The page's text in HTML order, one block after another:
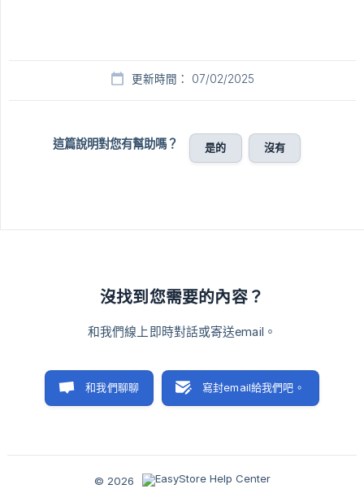
更新時間： 07/02/2025
這篇說明對您有幫助嗎？ 是的 沒有
沒找到您需要的內容？
和我們線上即時對話或寄送email。
和我們聊聊 寫封email給我們吧。
© 2026